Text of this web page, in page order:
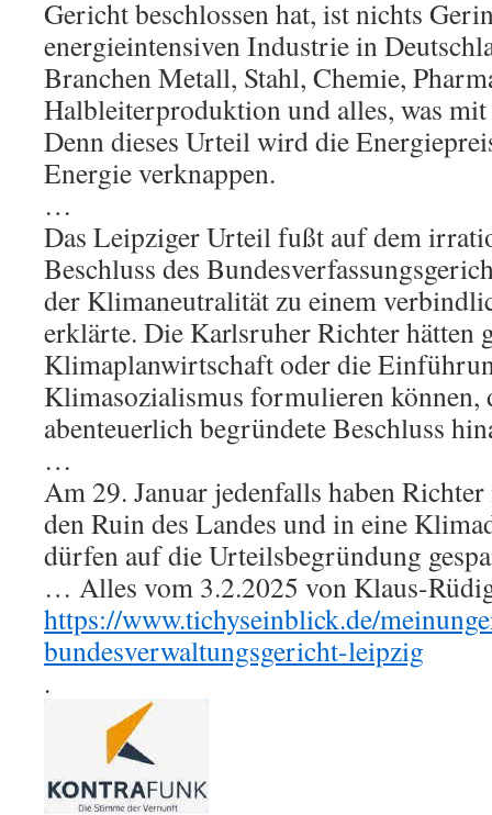
Gericht beschlossen hat, ist nichts
energieintensiven Industrie in
Branchen Metall, Stahl, Chemie,
Halbleiterproduktion und alles, was
Denn dieses Urteil wird die
Energie verknappen.
…
Das Leipziger Urteil fußt auf dem
Beschluss des
der Klimaneutralität zu einem
erklärte. Die Karlsruher Richter hätten
Klimaplanwirtschaft oder die
Klimasozialismus formulieren können,
abenteuerlich begründete Beschluss
…
Am 29. Januar jedenfalls haben
den Ruin des Landes und in eine
dürfen auf die Urteilsbegründung
… Alles vom 3.2.2025 von Klaus-
https://www.tichyseinblick.de/
bundesverwaltungsgericht-leipzig
.